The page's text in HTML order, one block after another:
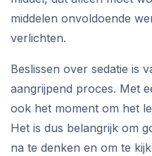
middelen onvoldoende
verlichten.
Beslissen over sedatie is
aangrijpend proces. Met
ook het moment om het
Het is dus belangrijk om
na te denken en om te